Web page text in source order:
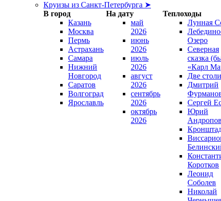
Круизы из Санкт-Петербурга ➤
В город
На дату
Теплоходы
Казань
Москва
Пермь
Астрахань
Самара
Нижний
Новгород
Саратов
Волгоград
Ярославль
май
2026
июнь
2026
июль
2026
август
2026
сентябрь
2026
октябрь
2026
Лунная
Озеро
Северная
сказка
«Карл
Две
Дмитрий
Сергей
Юрий
Коротков
Леонид
Соболев
Николай